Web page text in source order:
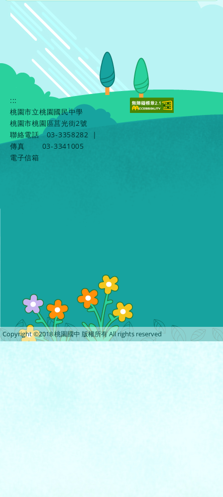
:::
桃園市立桃園國民中學
桃園市桃園區莒光街2號
聯絡電話
03-3358282
|
傳真
03-3341005
電子信箱
Copyright ©2018 桃園國中 版權所有 All rights reserved